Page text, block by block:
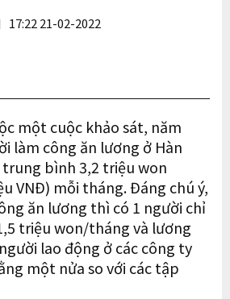
17:22 21-02-2022
một cuộc khảo sát, năm
làm công ăn lương ở Hàn
bình 3,2 triệu won
VNĐ) mỗi tháng. Đáng chú ý,
ăn lương thì có 1 người chỉ
triệu won/tháng và lương
lao động ở các công ty
một nửa so với các tập